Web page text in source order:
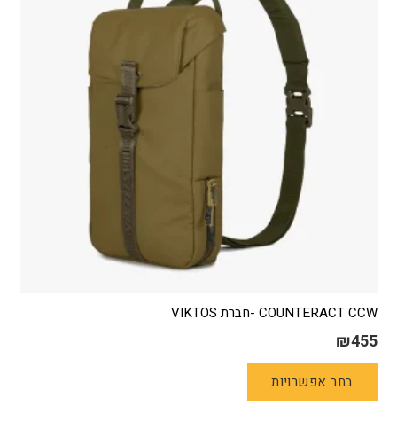
COUNTERACT CCW -חברת VIKTOS
₪455
בחר אפשרויות